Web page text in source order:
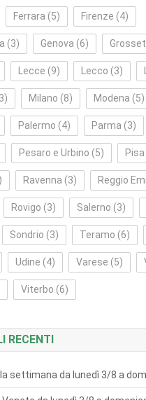
Ferrara (5) Firenze (4)
(3) Genova (6)
Lecce (9) Lecco (3)
Milano (8) Modena (5)
Palermo (4) Parma (3)
Pesaro e Urbino (5) Pisa
Ravenna (3) Reggio
Rovigo (3) Salerno (3)
Sondrio (3) Teramo (6)
Udine (4) Varese (5)
Viterbo (6)
RECENTI
settimana da lunedì 3/8 a